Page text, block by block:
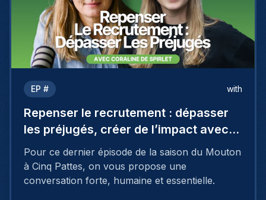
EP # with
Repenser le recrutement : dépasser
les préjugés, créer de l’impact avec
Coraline De Spirlet
Pour ce dernier épisode de la saison du Mouton
à Cinq Pattes, on vous propose une
conversation forte, humaine et essentielle.